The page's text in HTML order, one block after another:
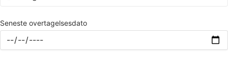
Seneste overtagelsesdato